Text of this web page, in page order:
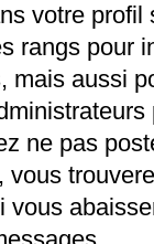
votre
rangs pour
mais aussi
ne pas
vous
vous